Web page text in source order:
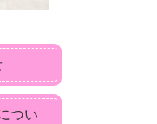
つい